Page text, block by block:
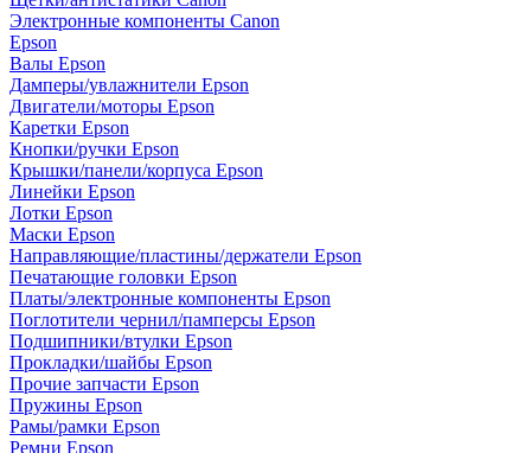
Электронные компоненты Canon
Epson
Валы Epson
Дамперы/увлажнители Epson
Двигатели/моторы Epson
Каретки Epson
Кнопки/ручки Epson
Крышки/панели/корпуса Epson
Линейки Epson
Лотки Epson
Маски Epson
Направляющие/пластины/держатели Epson
Печатающие головки Epson
Платы/электронные компоненты Epson
Поглотители чернил/памперсы Epson
Подшипники/втулки Epson
Прокладки/шайбы Epson
Прочие запчасти Epson
Пружины Epson
Рамы/рамки Epson
Ремни Epson